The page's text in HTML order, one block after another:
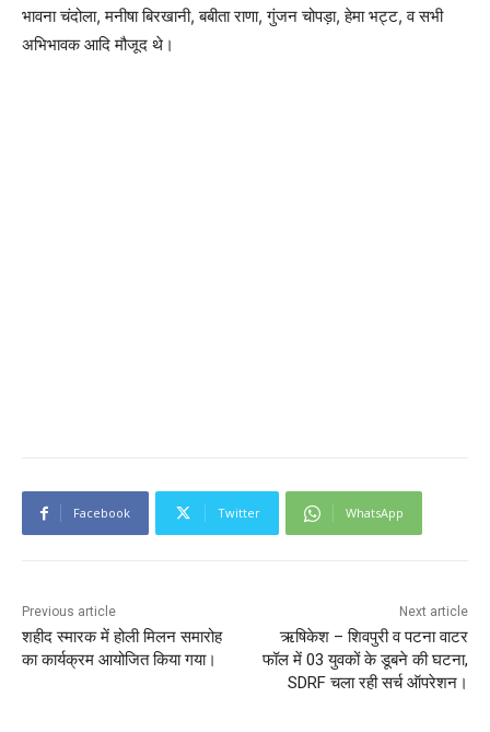
भावना चंदोला, मनीषा बिरखानी, बबीता राणा, गुंजन चोपड़ा, हेमा भट्ट, व सभी
अभिभावक आदि मौजूद थे।
Facebook Twitter WhatsApp
Previous article
शहीद स्मारक में होली मिलन समारोह
का कार्यक्रम आयोजित किया गया।
Next article
ऋषिकेश – शिवपुरी व पटना वाटर
फॉल में 03 युवकों के डूबने की घटना,
SDRF चला रही सर्च ऑपरेशन।